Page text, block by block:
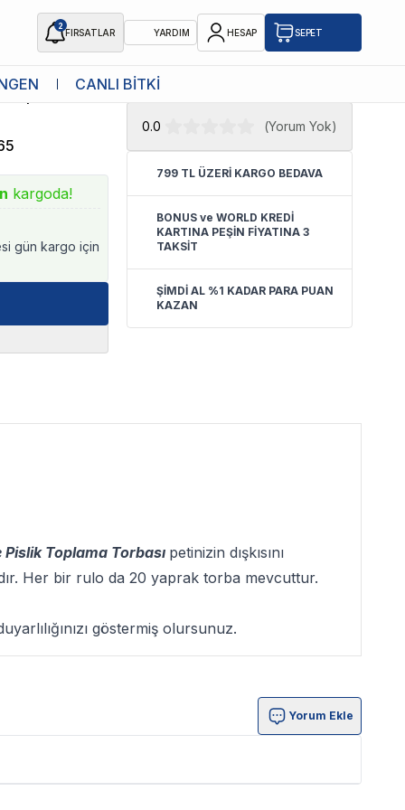
2
FIRSATLAR YARDIM HESAP SEPET
CANLI BİTKİ
kargoda!
gün kargo için
★ Atakan Petshop,
satıcısıdır.
0.0 (Yorum Yok)
799 TL ÜZERİ KARGO BEDAVA
BONUS ve WORLD KREDİ
KARTINA PEŞİN FİYATINA 3
TAKSİT
ŞİMDİ AL %1 KADAR PARA PUAN
KAZAN
Pislik Toplama Torbası petinizin dışkısını
Her bir rulo da 20 yaprak torba mevcuttur.
göstermiş olursunuz.
Yorum Ekle